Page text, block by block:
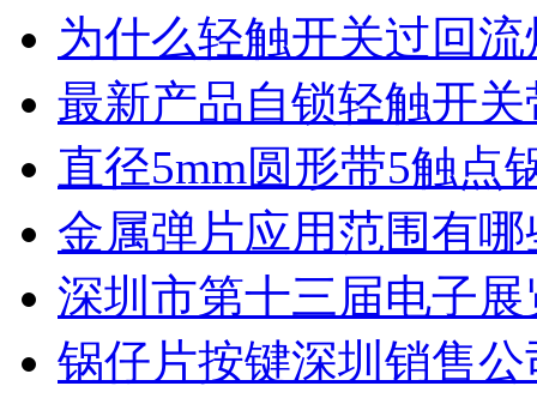
为什么轻触开关过回流
最新产品自锁轻触开
直径5mm圆形带5触点
金属弹片应用范围有哪
深圳市第十三届电子展
锅仔片按键深圳销售公